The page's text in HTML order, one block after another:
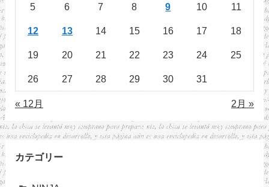
5 6 7 8 9 10 11
12 13 14 15 16 17 18
19 20 21 22 23 24 25
26 27 28 29 30 31
« 12月 2月 »
カテゴリー